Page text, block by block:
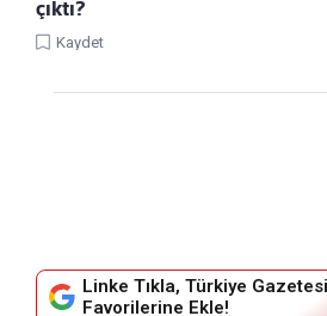
çıktı?
Kaydet
Linke Tıkla, Türkiye
Favorilerine Ekle!